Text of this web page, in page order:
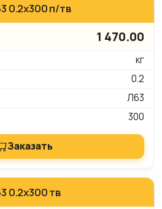
0.2х300 п/тв
1 470.00
кг
0.2
Л63
300
Заказать
0.2х300 тв